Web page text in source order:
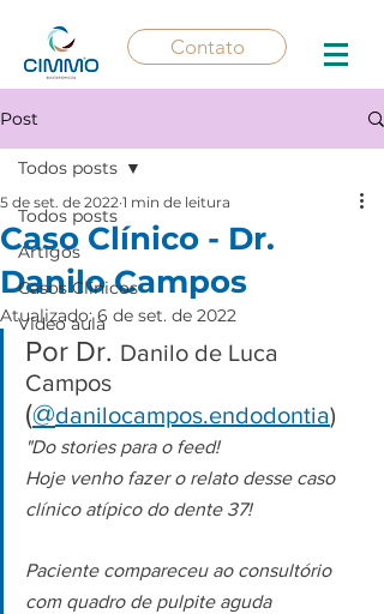
Contato
Post
Todos posts
Artigos
Casos Clínicos
Vídeo aula
Todos posts
Caso Clínico - Dr.
Danilo Campos
5 de set. de 2022 1 min de leitura
Atualizado:6 de set. de 2022
Por Dr. Danilo de Luca
Campos
(@danilocampos.endodontia)
"Do stories para o feed!
Hoje venho fazer o relato desse caso
clínico atípico do dente 37!
Paciente compareceu ao consultório
com quadro de pulpite aguda